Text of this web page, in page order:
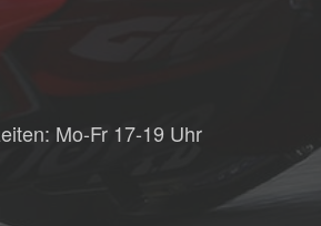
Mo-Fr 17-19 Uhr